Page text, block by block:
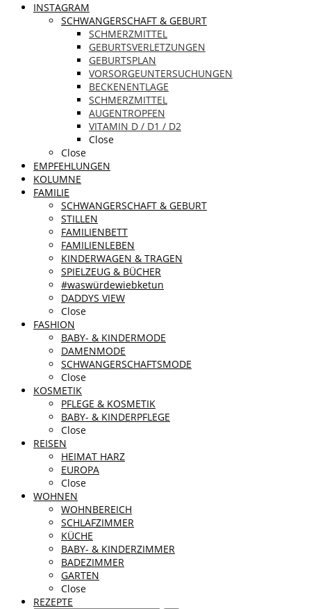
INSTAGRAM
SCHWANGERSCHAFT & GEBURT
SCHMERZMITTEL
GEBURTSVERLETZUNGEN
GEBURTSPLAN
VORSORGEUNTERSUCHUNGEN
BECKENENTLAGE
SCHMERZMITTEL
AUGENTROPFEN
VITAMIN D / D1 / D2
Close
Close
EMPFEHLUNGEN
KOLUMNE
FAMILIE
SCHWANGERSCHAFT & GEBURT
STILLEN
FAMILIENBETT
FAMILIENLEBEN
KINDERWAGEN & TRAGEN
SPIELZEUG & BÜCHER
#waswürdewiebketun
DADDYS VIEW
Close
FASHION
BABY- & KINDERMODE
DAMENMODE
SCHWANGERSCHAFTSMODE
Close
KOSMETIK
PFLEGE & KOSMETIK
BABY- & KINDERPFLEGE
Close
REISEN
HEIMAT HARZ
EUROPA
Close
WOHNEN
WOHNBEREICH
SCHLAFZIMMER
KÜCHE
BABY- & KINDERZIMMER
BADEZIMMER
GARTEN
Close
REZEPTE